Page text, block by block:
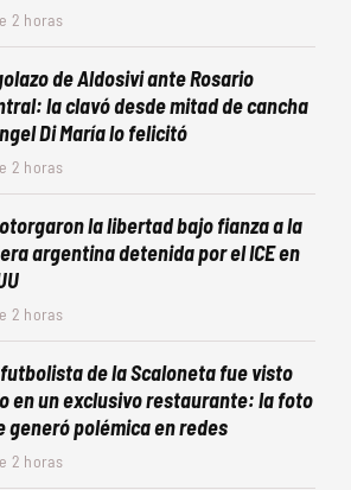
2 horas
de Aldosivi ante Rosario
la clavó desde mitad de cancha
Di María lo felicitó
2 horas
la libertad bajo fianza a la
argentina detenida por el ICE en
2 horas
de la Scaloneta fue visto
en un exclusivo restaurante: la foto
generó polémica en redes
2 horas